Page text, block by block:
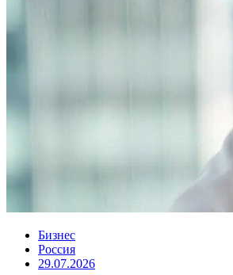
Бизнес
Россия
29.07.2026